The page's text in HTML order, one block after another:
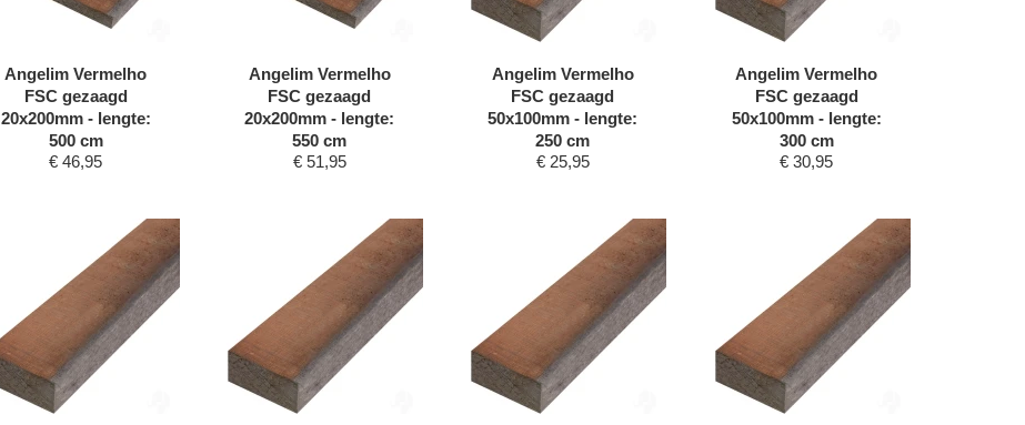
Angelim Vermelho
FSC gezaagd
20x200mm - lengte:
500 cm
€ 46,95
Angelim Vermelho
FSC gezaagd
20x200mm - lengte:
550 cm
€ 51,95
Angelim Vermelho
FSC gezaagd
50x100mm - lengte:
250 cm
€ 25,95
Angelim Vermelho
FSC gezaagd
50x100mm - lengte:
300 cm
€ 30,95